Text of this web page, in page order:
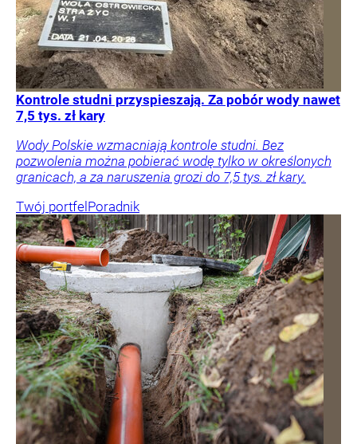
Kontrole studni przyspieszają. Za pobór wody nawet
7,5 tys. zł kary
Wody Polskie wzmacniają kontrole studni. Bez
pozwolenia można pobierać wodę tylko w określonych
granicach, a za naruszenia grozi do 7,5 tys. zł kary.
Twój portfel Poradnik